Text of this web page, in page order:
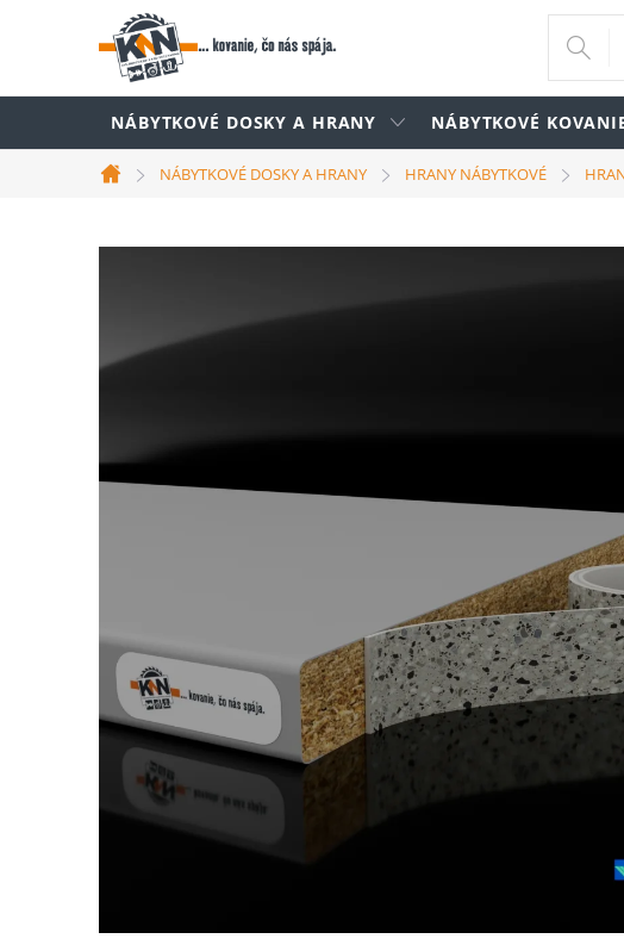
NÁBYTKOVÉ DOSKY A HRANY NÁBYTKOVÉ
Domov
NÁBYTKOVÉ DOSKY A HRANY HRANY NÁBYTKOVÉ